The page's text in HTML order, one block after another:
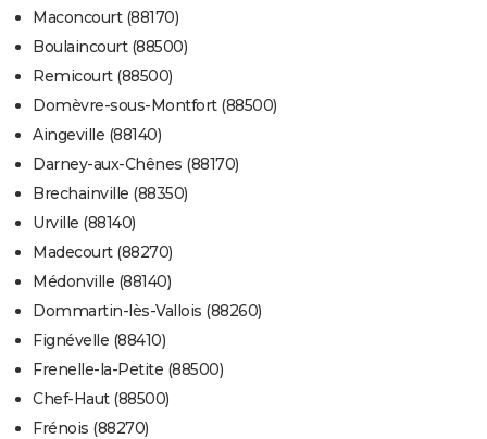
Maconcourt (88170)
Boulaincourt (88500)
Remicourt (88500)
Domèvre-sous-Montfort (88500)
Aingeville (88140)
Darney-aux-Chênes (88170)
Brechainville (88350)
Urville (88140)
Madecourt (88270)
Médonville (88140)
Dommartin-lès-Vallois (88260)
Fignévelle (88410)
Frenelle-la-Petite (88500)
Chef-Haut (88500)
Frénois (88270)